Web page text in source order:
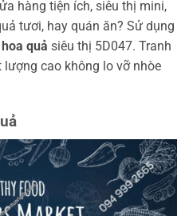
hàng tiện ích, siêu thị mini,
tươi, hay quán ăn? Sử dụng
quả siêu thị 5D047. Tranh
cao không lo vỡ nhòe